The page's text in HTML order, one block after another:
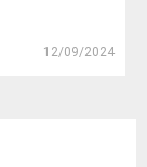
12/09/2024